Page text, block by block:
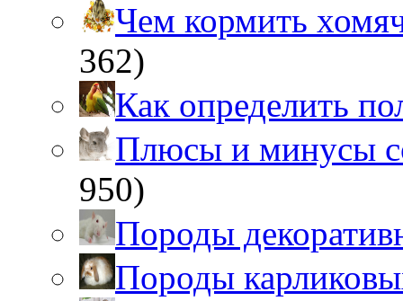
Чем кормить
362)
Как определить
Плюсы и минусы
950)
Породы
Породы